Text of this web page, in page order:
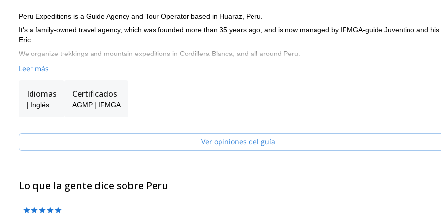
Peru Expeditions is a Guide Agency and Tour Operator based in Huaraz, Peru.
It's a family-owned travel agency, which was founded more than 35 years ago, and is now managed by IFMGA-guide Juventino and his
Eric.
We organize trekkings and mountain expeditions in Cordillera Blanca, and all around Peru.
Leer más
Idiomas
| Inglés
Certificados
AGMP | IFMGA
Ver opiniones del guía
Lo que la gente dice sobre Peru